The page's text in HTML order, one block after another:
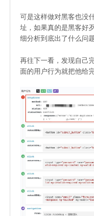
可是这样做对黑客也没
址，如果真的是黑客好
细分析到底出了什么问题
再往下一看，发现自己
面的用户行为就把他给